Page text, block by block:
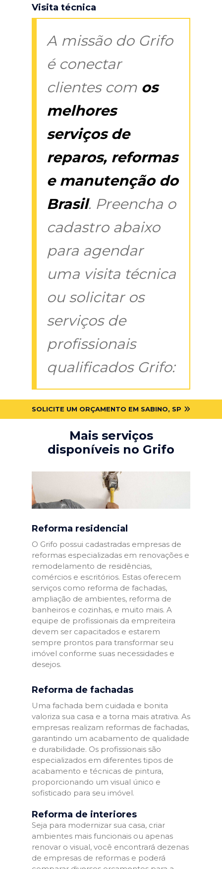
Visita técnica
A missão do Grifo
é conectar
clientes com os
melhores
serviços de
reparos, reformas
e manutenção do
Brasil. Preencha o
cadastro abaixo
para agendar
uma visita técnica
ou solicitar os
serviços de
profissionais
qualificados Grifo:
SOLICITE UM ORÇAMENTO EM SABINO, SP
Mais serviços
disponíveis no Grifo
Reforma residencial
O Grifo possui cadastradas empresas de
reformas especializadas em renovações e
remodelamento de residências,
comércios e escritórios. Estas oferecem
serviços como reforma de fachadas,
ampliação de ambientes, reforma de
banheiros e cozinhas, e muito mais. A
equipe de profissionais da empreiteira
devem ser capacitados e estarem
sempre prontos para transformar seu
imóvel conforme suas necessidades e
desejos.
Reforma de fachadas
Uma fachada bem cuidada e bonita
valoriza sua casa e a torna mais atrativa. As
empresas realizam reformas de fachadas,
garantindo um acabamento de qualidade
e durabilidade. Os profissionais são
especializados em diferentes tipos de
acabamento e técnicas de pintura,
proporcionando um visual único e
sofisticado para seu imóvel.
Reforma de interiores
Seja para modernizar sua casa, criar
ambientes mais funcionais ou apenas
renovar o visual, você encontrará dezenas
de empresas de reformas e poderá